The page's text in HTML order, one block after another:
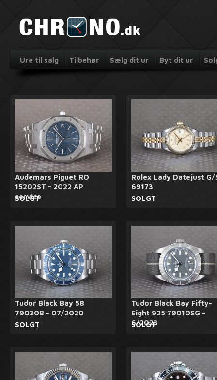
Ure til salg Tilbehør Sælg dit ur Byt dit ur
Audemars Piguet RO
15202ST - 2022 AP
service
SOLGT
Rolex Lady Datejust G/
69173
SOLGT
Tudor Black Bay 58
79030B - 07/2020
SOLGT
Tudor Black Bay Fifty-
Eight 925 79010SG -
6/2023
SOLGT